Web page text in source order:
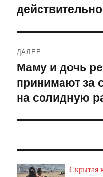
записям
запись:
ДАЛЕЕ
Следующая
запись:
Маму и дочь
принимают за
на солидную
Скрытая